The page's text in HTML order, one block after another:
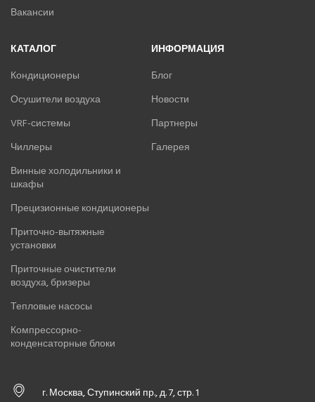
Вакансии
КАТАЛОГ
Кондиционеры
Осушители воздуха
VRF-системы
Чиллеры
Винные холодильники и
шкафы
Прецизионные кондиционеры
Приточно-вытяжные
установки
Приточные очистители
воздуха, бризеры
Тепловые насосы
Компрессорно-
конденсаторные блоки
ИНФОРМАЦИЯ
Блог
Новости
Партнеры
Галерея
г. Москва, Ступинский пр., д. 7, стр. 1